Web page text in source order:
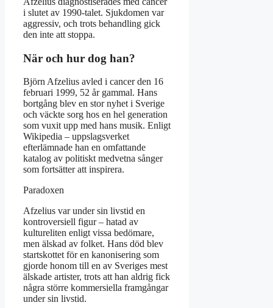
i slutet av 1990-talet. Sjukdomen var
aggressiv, och trots behandling gick
den inte att stoppa.
När och hur dog han?
Björn Afzelius avled i cancer den 16
februari 1999, 52 år gammal. Hans
bortgång blev en stor nyhet i Sverige
och väckte sorg hos en hel generation
som vuxit upp med hans musik. Enligt
Wikipedia – uppslagsverket
efterlämnade han en omfattande
katalog av politiskt medvetna sånger
som fortsätter att inspirera.
Paradoxen
Afzelius var under sin livstid en
kontroversiell figur – hatad av
kultureliten enligt vissa bedömare,
men älskad av folket. Hans död blev
startskottet för en kanonisering som
gjorde honom till en av Sveriges mest
älskade artister, trots att han aldrig fick
några större kommersiella framgångar
under sin livstid.